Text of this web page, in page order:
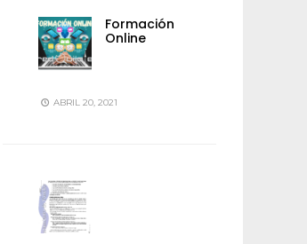
Formación
Online
ABRIL 20, 2021